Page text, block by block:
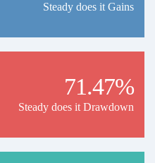
Steady does it Gains
71.47%
Steady does it Drawdown